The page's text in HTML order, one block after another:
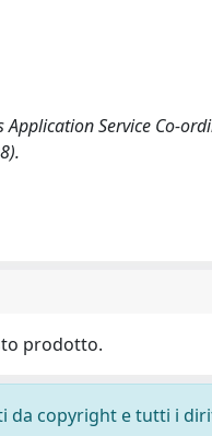
Application Service Co-
prodotto.
da copyright e tutti i